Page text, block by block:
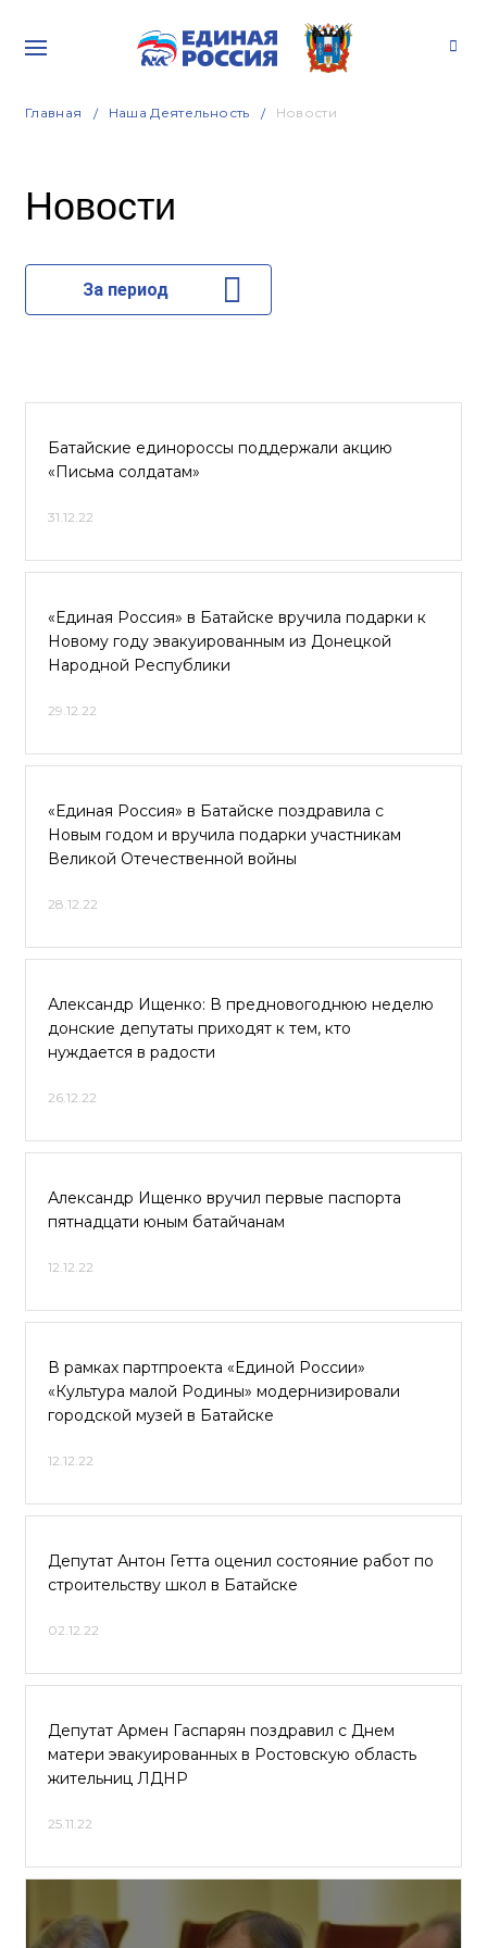
Главная Наша Деятельность Новости
Новости
За период
Батайские единороссы поддержали акцию
«Письма солдатам»
31.12.22
«Единая Россия» в Батайске вручила подарки к
Новому году эвакуированным из Донецкой
Народной Республики
29.12.22
«Единая Россия» в Батайске поздравила с
Новым годом и вручила подарки участникам
Великой Отечественной войны
28.12.22
Александр Ищенко: В предновогоднюю неделю
донские депутаты приходят к тем, кто
нуждается в радости
26.12.22
Александр Ищенко вручил первые паспорта
пятнадцати юным батайчанам
12.12.22
В рамках партпроекта «Единой России»
«Культура малой Родины» модернизировали
городской музей в Батайске
12.12.22
Депутат Антон Гетта оценил состояние работ по
строительству школ в Батайске
02.12.22
Депутат Армен Гаспарян поздравил с Днем
матери эвакуированных в Ростовскую область
жительниц ЛДНР
25.11.22